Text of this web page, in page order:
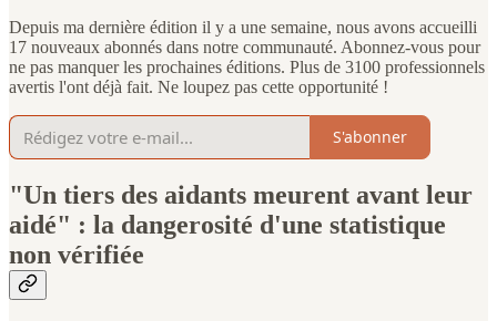
Depuis ma dernière édition il y a une semaine, nous avons accueilli
17 nouveaux abonnés dans notre communauté. Abonnez-vous pour
ne pas manquer les prochaines éditions. Plus de 3100 professionnels
avertis l'ont déjà fait. Ne loupez pas cette opportunité !
S'abonner
"Un tiers des aidants meurent avant leur
aidé" : la dangerosité d'une statistique
non vérifiée